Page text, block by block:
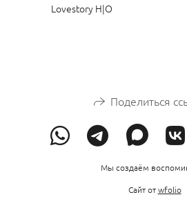
Lovestory Н|О
Поделиться
Мы создаём
Сайт отwfolio